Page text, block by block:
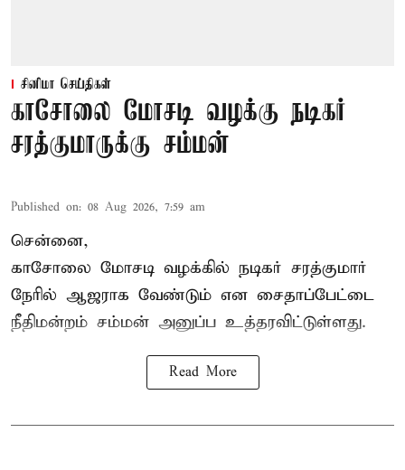
சினிமா செய்திகள்
காசோலை மோசடி வழக்கு நடிகர்
சரத்குமாருக்கு சம்மன்
Published on: 08 Aug 2026, 7:59 am
சென்னை,
காசோலை மோசடி வழக்கில் நடிகர் சரத்குமார்
நேரில் ஆஜராக வேண்டும் என சைதாப்பேட்டை
நீதிமன்றம் சம்மன் அனுப்ப உத்தரவிட்டுள்ளது.
Read More